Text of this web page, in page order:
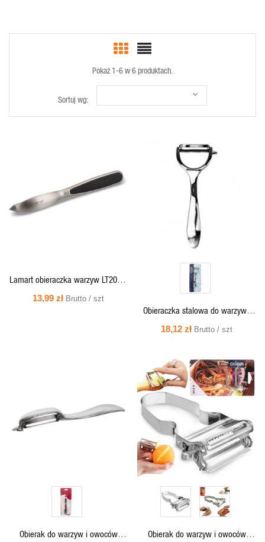
Pokaż 1-6 w 6 produktach.
Sortuj wg:
PODGLĄD
Lamart obieraczka warzyw LT2095,
17cm , metal [289134]
13,99 zł Brutto / szt
SZYBKI
PODGLĄD
Obieraczka stalowa do warzyw i
owoców LUXY 17cm - 140776
18,12 zł Brutto / szt
PODGLĄD
Obierak do warzyw i owoców
SZYBKI
PODGLĄD
Obierak do warzyw i owoców